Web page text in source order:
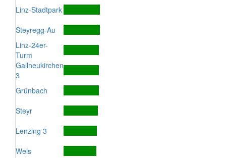
Linz-Stadtpark
Steyregg-Au
Linz-24er-
Turm
Gallneukirchen
3
Grünbach
Steyr
Lenzing 3
Wels